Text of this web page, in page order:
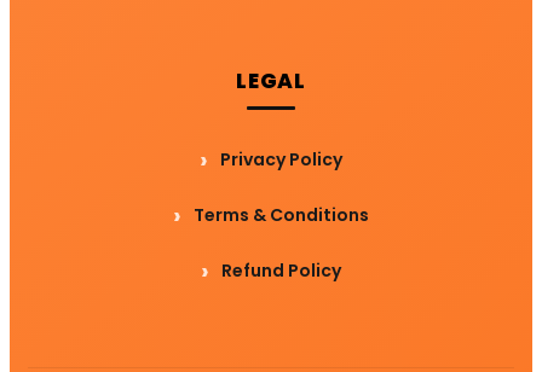
LEGAL
Privacy Policy
Terms & Conditions
Refund Policy